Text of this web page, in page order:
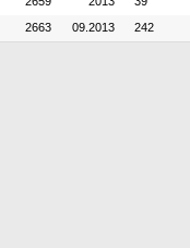
2663 09.2013 242